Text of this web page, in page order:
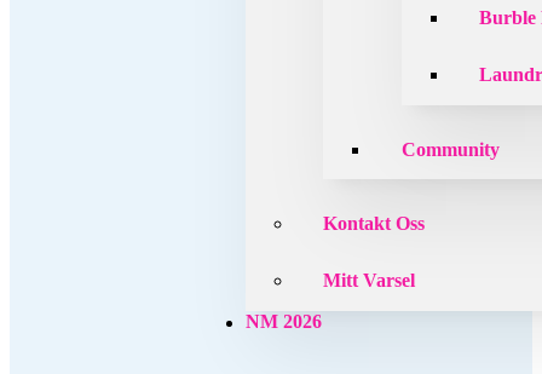
Burble
Community
Kontakt Oss
Mitt Varsel
NM 2026